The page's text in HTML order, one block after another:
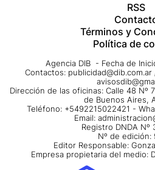
RSS
Términos y
Política de
Agencia DIB - Fecha de
Contactos: publicidad@dib.com.ar
Dirección de las oficinas: Calle 48 Nº
de Buenos Aires,
Teléfono: +5492215022421 -
Email:
Registro DNDA Nº
Nº de edición:
Editor Responsable:
Empresa propietaria del medio: